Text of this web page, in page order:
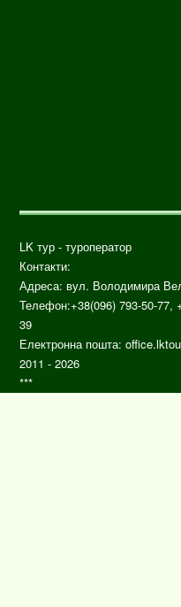
LK тур - туроператор
Контакти:
Адреса: вул. Володимира
Телефон:+38(096) 793-50-77,
39
Електронна пошта:
2011 - 2026
***